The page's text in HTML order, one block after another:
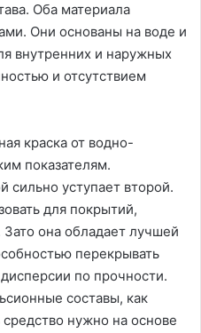
Оба материала
Они основаны на воде и
внутренних и наружных
и отсутствием
краска от водно-
показателям.
сильно уступает второй.
для покрытий,
она обладает лучшей
перекрывать
по прочности.
составы, как
нужно на основе